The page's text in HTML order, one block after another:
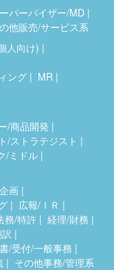
パーバイザー/MD
他販売/サービス系
人向け)
ング
MR
/商品開発
/ストラテジスト
/ミドル
画
広報/ＩＲ
務/特許
経理/財務
/受付/一般事務
その他事務/管理系